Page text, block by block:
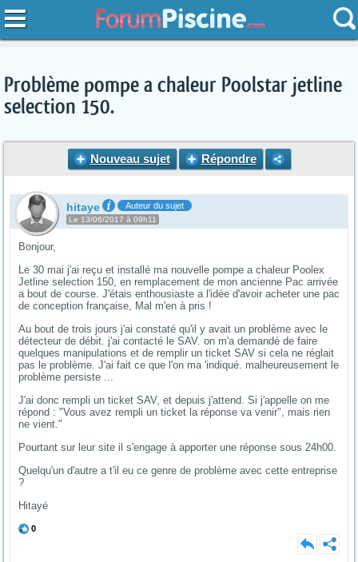
Problème pompe a chaleur Poolstar jetline
selection 150.
Nouveau sujet Répondre
hitaye Auteur du sujet
Le 13/06/2017 à 09h11
Bonjour,
Le 30 mai j'ai reçu et installé ma nouvelle pompe a chaleur Poolex
Jetline selection 150, en remplacement de mon ancienne Pac arrivée
a bout de course. J'étais enthousiaste a l'idée d'avoir acheter une pac
de conception française, Mal m'en à pris !
Au bout de trois jours j'ai constaté qu'il y avait un problème avec le
détecteur de débit. j'ai contacté le SAV. on m'a demandé de faire
quelques manipulations et de remplir un ticket SAV si cela ne réglait
pas le problème. J'ai fait ce que l'on ma 'indiqué. malheureusement le
problème persiste ...
J'ai donc rempli un ticket SAV, et depuis j'attend. Si j'appelle on me
répond : "Vous avez rempli un ticket la réponse va venir", mais rien
ne vient."
Pourtant sur leur site il s'engage à apporter une réponse sous 24h00.
Quelqu'un d'autre a t'il eu ce genre de problème avec cette entreprise
?
Hitayé
0